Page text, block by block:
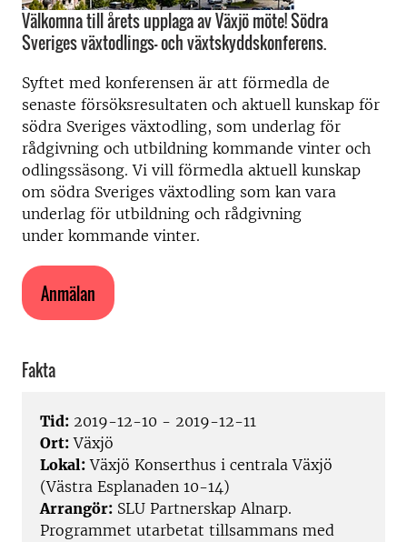
Välkomna till årets upplaga av Växjö möte! Södra
Sveriges växtodlings- och växtskyddskonferens.
Syftet med konferensen är att förmedla de
senaste försöksresultaten och aktuell kunskap för
södra Sveriges växtodling, som underlag för
rådgivning och utbildning kommande vinter och
odlingssäsong. Vi vill förmedla aktuell kunskap
om södra Sveriges växtodling som kan vara
underlag för utbildning och rådgivning
under kommande vinter.
Anmälan
Fakta
Tid: 2019-12-10 - 2019-12-11
Ort: Växjö
Lokal: Växjö Konserthus i centrala Växjö
(Västra Esplanaden 10-14)
Arrangör: SLU Partnerskap Alnarp.
Programmet utarbetat tillsammans med